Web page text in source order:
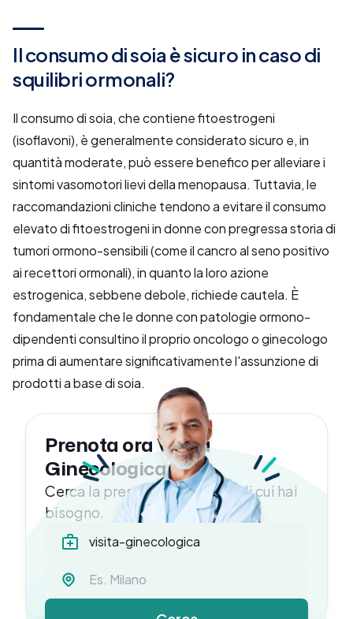
Il consumo di soia è sicuro in caso di
squilibri ormonali?
Il consumo di soia, che contiene fitoestrogeni
(isoflavoni), è generalmente considerato sicuro e, in
quantità moderate, può essere benefico per alleviare i
sintomi vasomotori lievi della menopausa. Tuttavia, le
raccomandazioni cliniche tendono a evitare il consumo
elevato di fitoestrogeni in donne con pregressa storia di
tumori ormono-sensibili (come il cancro al seno positivo
ai recettori ormonali), in quanto la loro azione
estrogenica, sebbene debole, richiede cautela. È
fondamentale che le donne con patologie ormono-
dipendenti consultino il proprio oncologo o ginecologo
prima di aumentare significativamente l'assunzione di
prodotti a base di soia.
Prenota ora Visita
Ginecologica
Cerca la prestazione medica di cui hai
bisogno.